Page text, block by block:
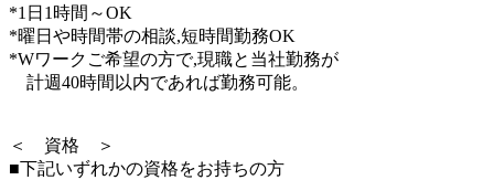
*1日1時間～OK
*曜日や時間帯の相談,短時間勤務OK
*Wワークご希望の方で,現職と当社勤務が
計週40時間以内であれば勤務可能。
＜ 資格 ＞
■下記いずれかの資格をお持ちの方